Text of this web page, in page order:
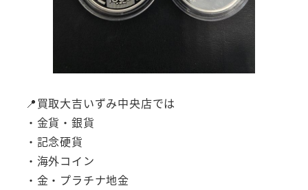
📍買取大吉いずみ中央店では
・金貨・銀貨
・記念硬貨
・海外コイン
・金・プラチナ地金